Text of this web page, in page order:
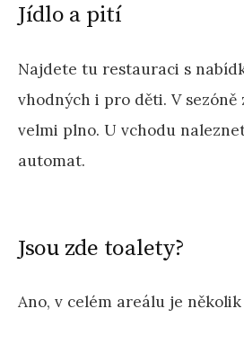
Jídlo a pití
Najdete tu restauraci s
vhodných i pro děti. V sezóně
velmi plno. U vchodu
automat.
Jsou zde toalety?
Ano, v celém areálu je